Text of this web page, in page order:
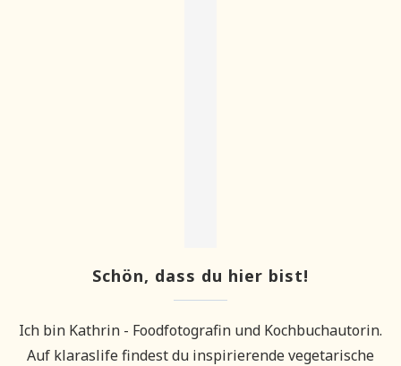
Schön, dass du hier bist!
Ich bin Kathrin - Foodfotografin und Kochbuchautorin.
Auf klaraslife findest du inspirierende vegetarische